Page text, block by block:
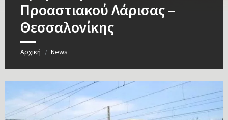
Προαστιακού Λάρισας –
Θεσσαλονίκης
Αρχική / News